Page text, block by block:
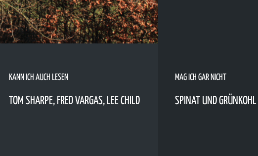
KANN ICH AUCH LESEN
TOM SHARPE, FRED VARGAS, LEE CHILD
MAG ICH GAR NICHT
SPINAT UND GRÜNKOHL